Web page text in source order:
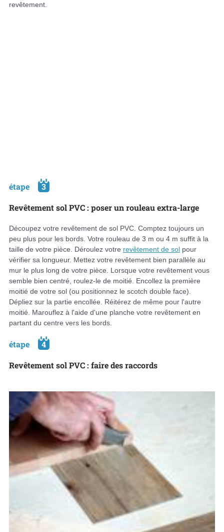
revêtement.
étape
3
Revêtement sol PVC : poser un rouleau extra-large
Découpez votre revêtement de sol PVC. Comptez toujours un
peu plus pour les bords. Votre rouleau de 3 m ou 4 m suffit à la
taille de votre pièce. Déroulez votre revêtement de sol pour
vérifier sa longueur. Mettez votre revêtement bien parallèle au
mur le plus long de votre pièce. Lorsque votre revêtement vous
semble bien centré, roulez-le de moitié. Encollez la première
moitié de votre sol (ou positionnez le scotch double face).
Dépliez sur la partie encollée. Réitérez de même pour l'autre
moitié. Marouflez à l'aide d'une planche votre revêtement en
partant du centre vers les bords.
étape
4
Revêtement sol PVC : faire des raccords